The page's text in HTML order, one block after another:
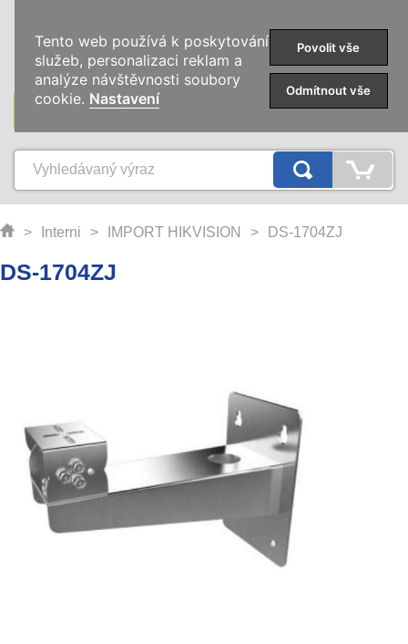
KATEGORIE
> Interni > IMPORT HIKVISION > DS-1704ZJ
DS-1704ZJ
Tento web používá k poskytování
služeb, personalizaci reklam a
analýze návštěvnosti soubory
cookie. Nastavení
Povolit vše
Odmítnout vše